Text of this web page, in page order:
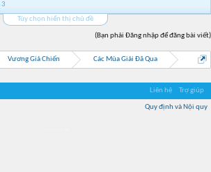
3
Tùy chọn hiển thị chủ đề
(Bạn phải Đăng nhập để đăng bài viết)
Vương Giả Chiến Các Mùa Giải Đã Qua
Liên hệ Trợ giúp
Quy định và Nội quy